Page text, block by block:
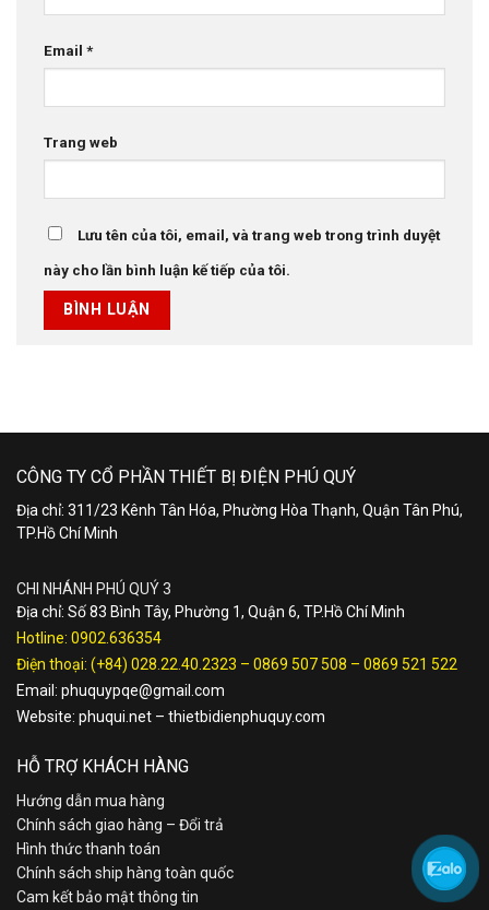
Email *
Trang web
Lưu tên của tôi, email, và trang web trong trình duyệt
này cho lần bình luận kế tiếp của tôi.
CÔNG TY CỔ PHẦN THIẾT BỊ ĐIỆN PHÚ QUÝ
Địa chỉ: 311/23 Kênh Tân Hóa, Phường Hòa Thạnh, Quận Tân Phú,
TP.Hồ Chí Minh
CHI NHÁNH PHÚ QUÝ 3
Địa chỉ: Số 83 Bình Tây, Phường 1, Quận 6, TP.Hồ Chí Minh
Hotline: 0902.636354
Điện thoại: (+84) 028.22.40.2323 – 0869 507 508 – 0869 521 522
Email: phuquypqe@gmail.com
Website: phuqui.net – thietbidienphuquy.com
HỖ TRỢ KHÁCH HÀNG
Hướng dẫn mua hàng
Chính sách giao hàng – Đổi trả
Hình thức thanh toán
Chính sách ship hàng toàn quốc
Cam kết bảo mật thông tin